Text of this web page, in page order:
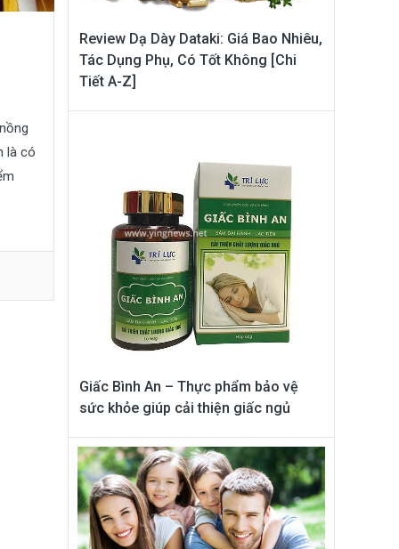
là có
Review Dạ Dày Dataki: Giá Bao Nhiêu,
Tác Dụng Phụ, Có Tốt Không [Chi
Tiết A-Z]
Giấc Bình An – Thực phẩm bảo vệ
sức khỏe giúp cải thiện giấc ngủ